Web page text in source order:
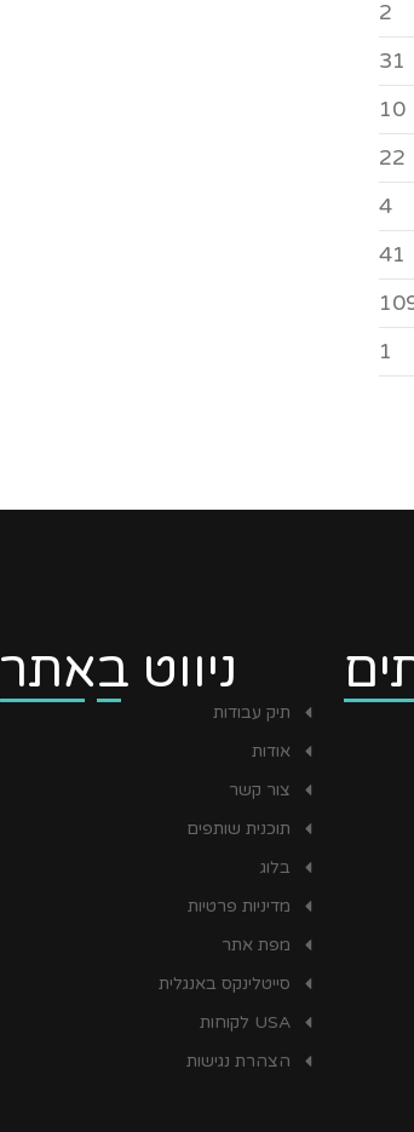
2
31
10
22
4
41
1
ניווט באתר
תיק עבודות
אודות
צור קשר
תוכנית שותפים
בלוג
מדיניות פרטיות
מפת אתר
סייטלינקס באנגלית
USA לקוחות
הצהרת נגישות